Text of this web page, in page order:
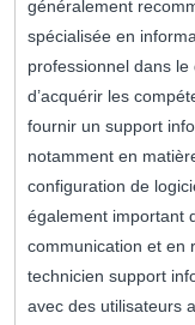
généralement
spécialisée en
professionnel dans
d’acquérir les
fournir un support
notamment en
configuration de
également important
communication et en
technicien support
avec des utilisateurs